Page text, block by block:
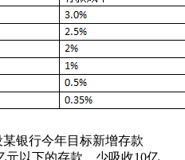
银行今年目标新增存款
元以下的存款，少吸收10亿